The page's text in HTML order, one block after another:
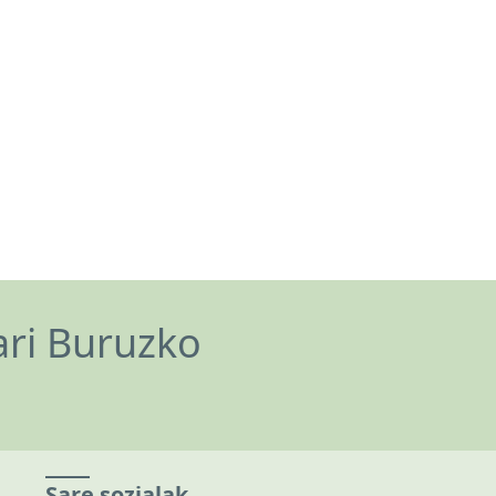
Buruzko